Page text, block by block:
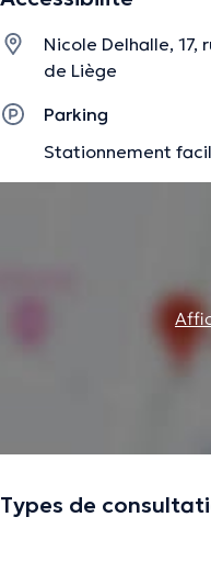
Nicole Delhalle, 17,
de Liège
Parking
Stationnement
Types de